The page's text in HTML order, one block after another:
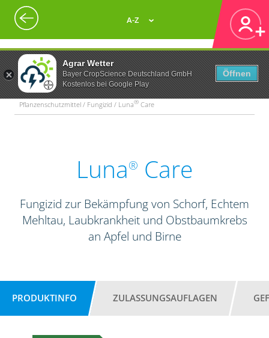
Agrar Wetter
Bayer CropScience Deutschland GmbH
Kostenlos bei Google Play
Öffnen
A-Z
Pflanzenschutzmittel / Fungizid / Luna® Care
Luna® Care
Fungizid zur Bekämpfung von Schorf, Echtem
Mehltau, Laubkrankheit und Obstbaumkrebs
an Apfel und Birne
PRODUKTINFO ZULASSUNGSAUFLAGEN